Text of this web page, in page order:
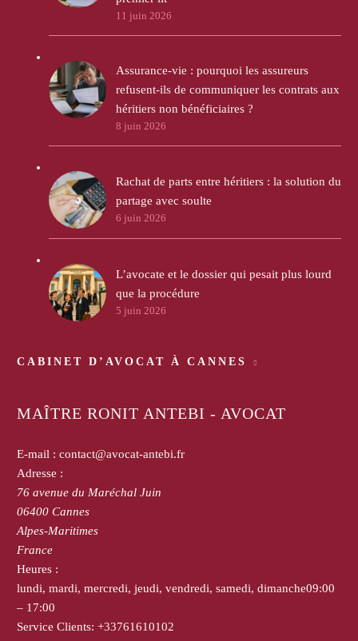
11 juin 2026
Assurance-vie : pourquoi les assureurs
refusent-ils de communiquer les contrats aux
héritiers non bénéficiaires ?
8 juin 2026
Rachat de parts entre héritiers : la solution du
partage avec soulte
6 juin 2026
L’avocate et le dossier qui pesait plus lourd
que la procédure
5 juin 2026
CABINET D’AVOCAT À CANNES
MAÎTRE RONIT ANTEBI - AVOCAT
E-mail : contact@avocat-antebi.fr
Adresse :
76 avenue du Maréchal Juin
06400 Cannes
Alpes-Maritimes
France
Heures :
lundi, mardi, mercredi, jeudi, vendredi, samedi, dimanche09:00
– 17:00
Service Clients: +33761610102